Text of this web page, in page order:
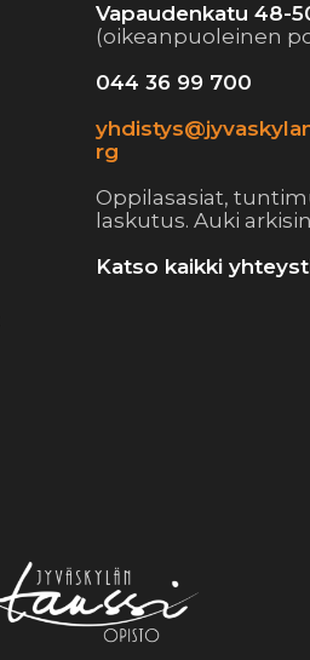
Vapaudenkatu 48-
(oikeanpuoleinen
044 36 99 700
rg
Oppilasasiat,
laskutus. Auki
Katso kaikki